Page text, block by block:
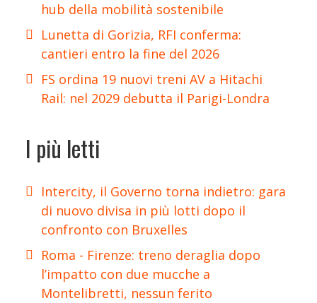
hub della mobilità sostenibile
Lunetta di Gorizia, RFI conferma:
cantieri entro la fine del 2026
FS ordina 19 nuovi treni AV a Hitachi
Rail: nel 2029 debutta il Parigi-Londra
I più letti
Intercity, il Governo torna indietro: gara
di nuovo divisa in più lotti dopo il
confronto con Bruxelles
Roma - Firenze: treno deraglia dopo
l’impatto con due mucche a
Montelibretti, nessun ferito